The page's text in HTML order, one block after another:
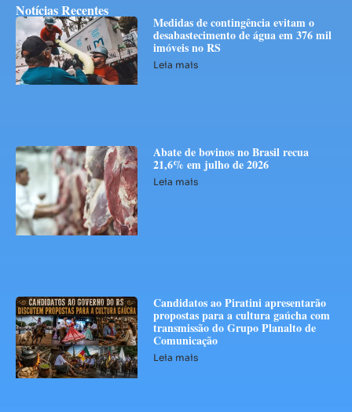
Notícias Recentes
Medidas de contingência evitam o
desabastecimento de água em 376 mil
imóveis no RS
Leia mais
Abate de bovinos no Brasil recua
21,6% em julho de 2026
Leia mais
Candidatos ao Piratini apresentarão
propostas para a cultura gaúcha com
transmissão do Grupo Planalto de
Comunicação
Leia mais